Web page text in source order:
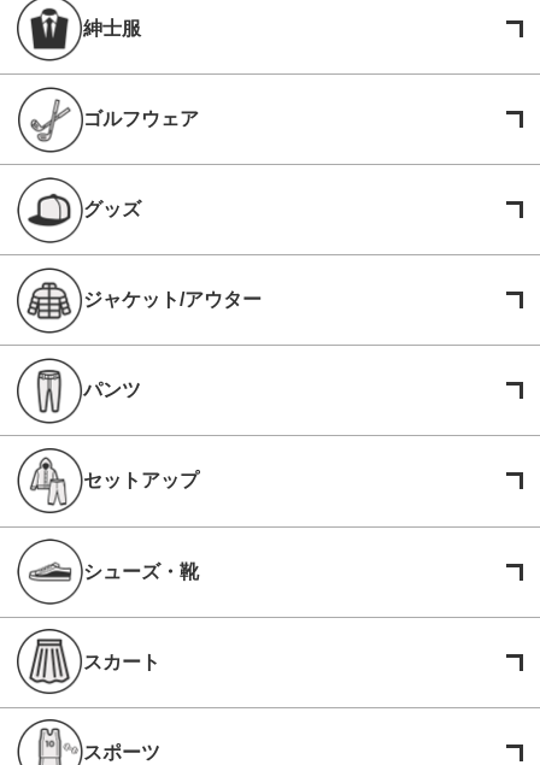
紳士服
ゴルフウェア
グッズ
ジャケット/アウター
パンツ
セットアップ
シューズ・靴
スカート
スポーツ